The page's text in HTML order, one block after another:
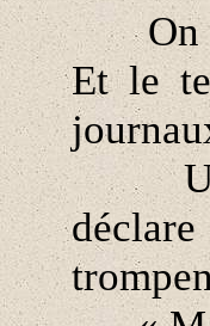
On a
Et le
Un